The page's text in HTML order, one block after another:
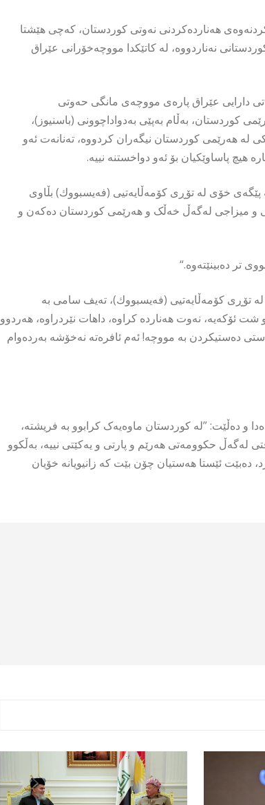
هەناردەكردنی نەوتی كوردستان، كەچی هێشتا
نەناردووە، لە كاتێكدا مووچەخۆرانی عێراق
دارایی عێراق پارەی مووچەی مانگی حەوتی
كوردستان، بەڵام بەپێی بەدواداچوونی (باسنیوز)،
لە هەرێمی كوردستان نیگەران كردووە، تەنانەت ئەو
پاساوێكیان بۆ ئەو دواخستنە نییە.
خۆی لە تۆڕی كۆمەڵایەتیی (فەیسبووك) بڵاوی
و میزاجی لەگەڵ خەڵک و هەرێمی كوردستان دەکەن و
تر دەبینێتەوە.“
لە تۆڕی كۆمەڵایەتیی (فەیسبووك)، تەیف سامی بە
نەوت هەناردە کراوە، داهات نێردراوە، هەردوو
دەستیکردن بە مووچە! ئەم ئافرەتە نەخۆشە بەردەوام
و دەڵێت: ”لە کوردستان ماوەیەک کرابوو بە فریشتە،
لەگەڵ حکوومەتی هەرێم و پارتی و یەکێتی نییە، بەڵکوو
دەبێت ئێستا هەستیان چۆن بێت کە زانیویانە خۆیان